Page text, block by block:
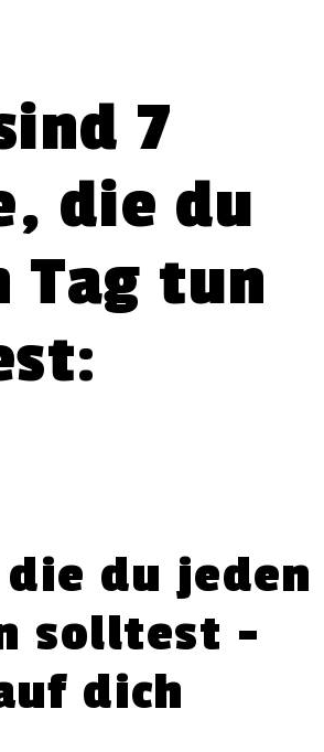
7
die du
Tag tun